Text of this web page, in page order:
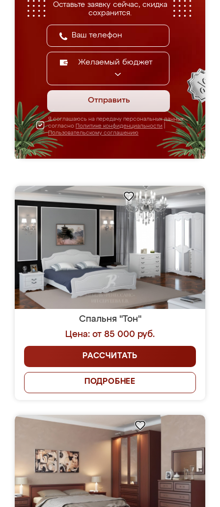
Оставьте заявку сейчас, скидка
сохранится.
Желаемый бюджет
Отправить
Я соглашаюсь на передачу персональных данных
согласно Политике конфиденциальности
Пользовательскому соглашению
Спальня "Тон"
Цена: от 85 000 руб.
РАССЧИТАТЬ
ПОДРОБНЕЕ